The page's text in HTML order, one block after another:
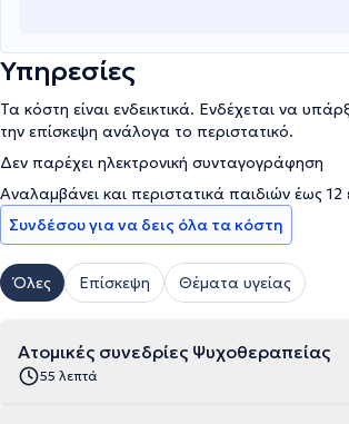
Υπηρεσίες
Τα κόστη είναι ενδεικτικά. Ενδέχεται να
την επίσκεψη ανάλογα το περιστατικό.
Δεν παρέχει ηλεκτρονική συνταγογράφηση
Αναλαμβάνει και περιστατικά παιδιών έως 12
Συνδέσου για να δεις όλα τα κόστη
Όλες Επίσκεψη Θέματα υγείας
Ατομικές συνεδρίες Ψυχοθεραπείας
55 λεπτά